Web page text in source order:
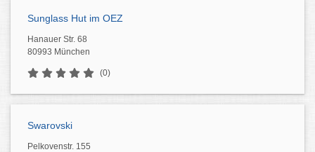
Sunglass Hut im OEZ
Hanauer Str. 68
80993 München
(0)
Swarovski
Pelkovenstr. 155